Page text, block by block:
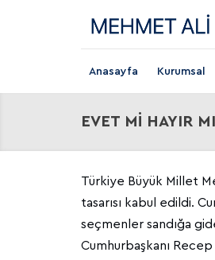
Anasayfa Kurumsal
EVET Mİ HAYIR
Türkiye Büyük Millet
tasarısı kabul edildi.
seçmenler sandığa
Cumhurbaşkanı